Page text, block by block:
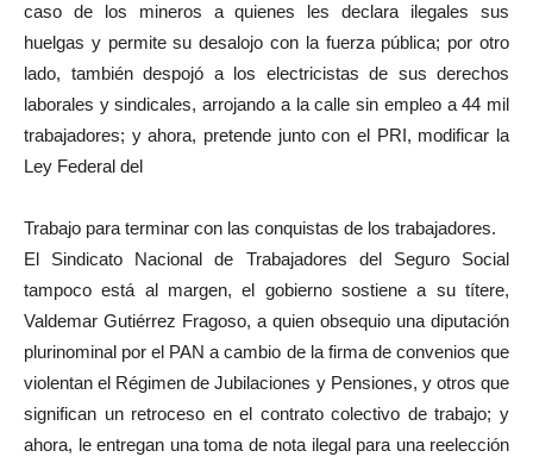
caso de los mineros a quienes les declara ilegales sus
huelgas y permite su desalojo con la fuerza pública; por otro
lado, también despojó a los electricistas de sus derechos
laborales y sindicales, arrojando a la calle sin empleo a 44 mil
trabajadores; y ahora, pretende junto con el PRI, modificar la
Ley Federal del
Trabajo para terminar con las conquistas de los trabajadores.
El Sindicato Nacional de Trabajadores del Seguro Social
tampoco está al margen, el gobierno sostiene a su títere,
Valdemar Gutiérrez Fragoso, a quien obsequio una diputación
plurinominal por el PAN a cambio de la firma de convenios que
violentan el Régimen de Jubilaciones y Pensiones, y otros que
significan un retroceso en el contrato colectivo de trabajo; y
ahora, le entregan una toma de nota ilegal para una reelección